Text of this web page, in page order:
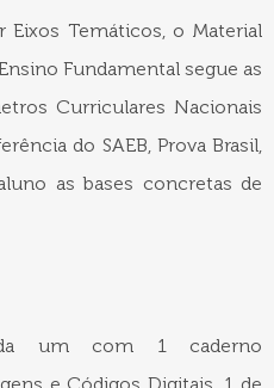
Eixos Temáticos, o Material
Fundamental segue as
Curriculares Nacionais
do SAEB, Prova Brasil,
as bases concretas de
um com 1 caderno